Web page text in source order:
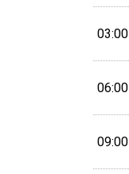
03:00
06:00
09:00